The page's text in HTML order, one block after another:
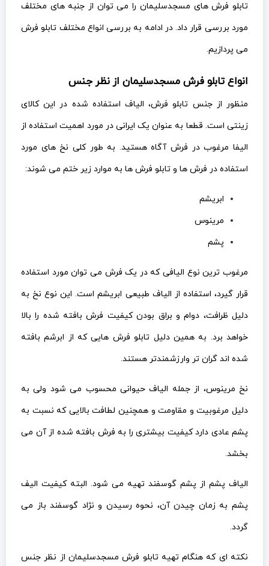
تابلو فرش های مسجدسلیمان را می توان از جنبه های مختلف
مورد بررسی قرار داد. در ادامه به بررسی انواع مختلف تابلو فرش
می پردازیم.
انواع تابلو فرش مسجدسلیمان از نظر جنس
منظور از جنس تابلو فرش، الیاف استفاده شده در این کالای
زینتی است. قطعا به عنوان یک ایرانی در مورد اهمیت استفاده از
الیفا مرغوب در فرش آگاه هستید. به طور کلی نخ های مورد
استفاده در فرش ها و تابلو فرش ها به موارد زیر ختم می شوند:
ابریشم
مرینوس
پشم
مرغوب ترین نوع الیافی که در یک فرش می توان مورد استفاده
قرار گیرد، استفاده از الیاف طبیعی ابریشم است. این نوع نخ به
دلیل ظرافت، دوام و براق بودن کیفیت فرش بافته شده را بالا
خواهد برد. به همین دلیل تابلو فرش هایی که از ابرشم بافته
شده اند گران تر وارزشمندتر هستند.
نخ مرینوس، از جمله الیاف حیوانی محسوب می شود ولی به
دلیل مرغوبیت و مقاومت و همچنین لطافت بالایی که نسبت به
پشم عادی دارد کیفیت بیشتری را به فرش بافته شده از آن می
بخشد.
الیاف پشم از پشم گوسفند تهیه می شود. البته کیفیت الیف
پشم به زمان چیدن آن، نحوه رسیدن و نژاد گوسفند باز می
گردد.
نکته ای که هنگام تهیه تابلو فرش مسجدسلیمان از نظر جنس